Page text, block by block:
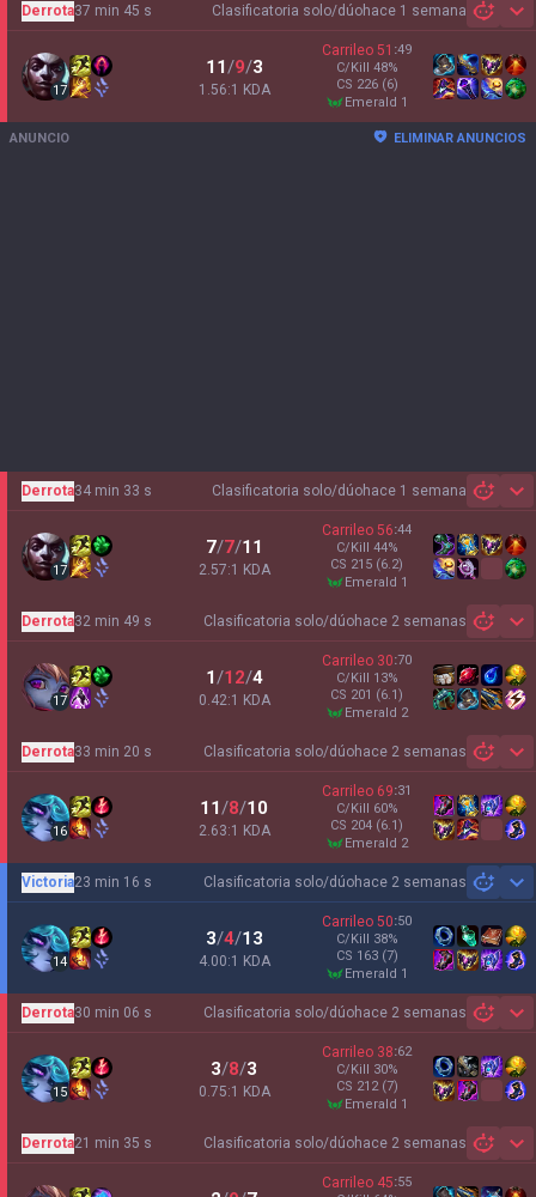
Clasificatoria solo/dúohace 1 semana
Derrota37 min 45 s
17
11/9/3
1.56:1 KDA
Carrileo 51 :49
C/Kill 48%
CS 226 (6)
emerald 1
ANUNCIO ELIMINAR ANUNCIOS
Clasificatoria solo/dúohace 1 semana
Derrota34 min 33 s
17
7/7/11
2.57:1 KDA
Carrileo 56:44
C/Kill 44%
CS 215 (6.2)
emerald 1
Clasificatoria solo/dúohace 2 semanas
Derrota32 min 49 s
17
1/12/4
0.42:1 KDA
Carrileo 30:70
C/Kill 13%
CS 201 (6.1)
emerald 2
Clasificatoria solo/dúohace 2 semanas
Derrota33 min 20 s
16
11/8/10
2.63:1 KDA
Carrileo 69:31
C/Kill 60%
CS 204 (6.1)
emerald 2
Clasificatoria solo/dúohace 2 semanas
Victoria23 min 16 s
14
3/4/13
4.00:1 KDA
Carrileo 50:50
C/Kill 38%
CS 163 (7)
emerald 1
Clasificatoria solo/dúohace 2 semanas
Derrota30 min 06 s
15
3/8/3
0.75:1 KDA
Carrileo 38:62
C/Kill 30%
CS 212 (7)
emerald 1
Clasificatoria solo/dúohace 2 semanas
Derrota21 min 35 s
Carrileo 45:55